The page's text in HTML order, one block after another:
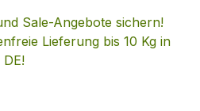
Sale-Angebote sichern!
Lieferung bis 10 Kg in
DE!